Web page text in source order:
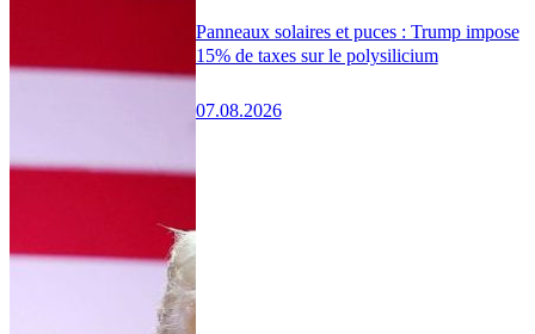
Panneaux solaires et puces : Trump impose
15% de taxes sur le polysilicium
07.08.2026